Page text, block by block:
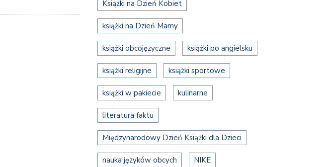
Książki na Dzień Kobiet
książki na Dzień Mamy
książki obcojęzyczne książki po angielsku
książki religijne książki sportowe
książki w pakiecie kulinarne
literatura faktu
Międzynarodowy Dzień Książki dla Dzieci
nauka języków obcych NIKE